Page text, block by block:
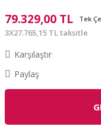
79.329,00 TL Tek
3X27.765,15 TL taksitle
Karşılaştır
Paylaş